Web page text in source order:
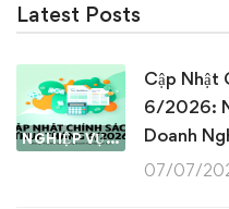
Latest Posts
NGHIỆP VỤ KẾ TOÁN & THUẾ
Cập Nhật
6/2026:
Doanh
07/07/